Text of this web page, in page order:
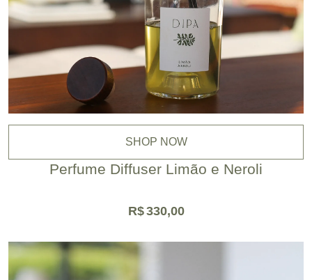
SHOP NOW
Perfume Diffuser Limão e Neroli
R$330,00